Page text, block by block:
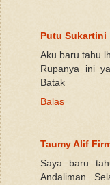
Putu Sukartini
Aku baru tahu
Rupanya ini
Batak
Balas
Taumy Alif
Saya baru
Andaliman.